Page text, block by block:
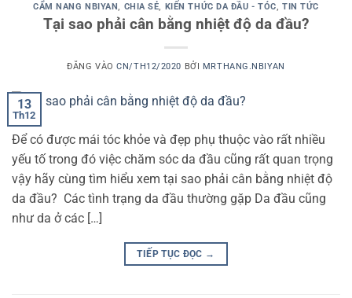
CẨM NANG NBIYAN CHIA SẺ KIẾN THỨC DA ĐẦU - TÓC ,TIN TỨC
Tại sao phải cân bằng nhiệt độ da đầu?
ĐĂNG VÀOCN/TH12/2020 BỞI MRTHANG.NBIYAN
13
Th12
Để có được mái tóc khỏe và đẹp phụ thuộc vào rất nhiều
yếu tố trong đó việc chăm sóc da đầu cũng rất quan trọng
vậy hãy cùng tìm hiểu xem tại sao phải cân bằng nhiệt độ
da đầu? Các tình trạng da đầu thường gặp Da đầu cũng
như da ở các […]
TIẾP TỤC ĐỌC →